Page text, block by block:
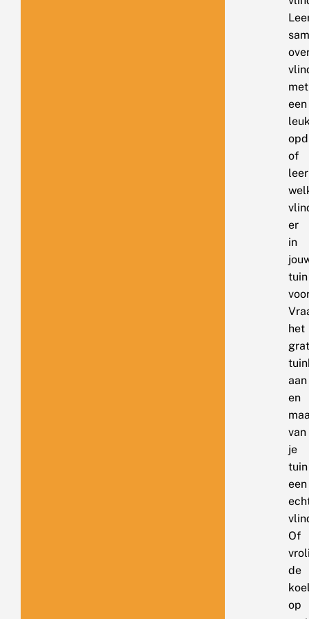
met
een
of
leer
er
in
tuin
het
aan
en
van
je
tuin
een
Of
de
op